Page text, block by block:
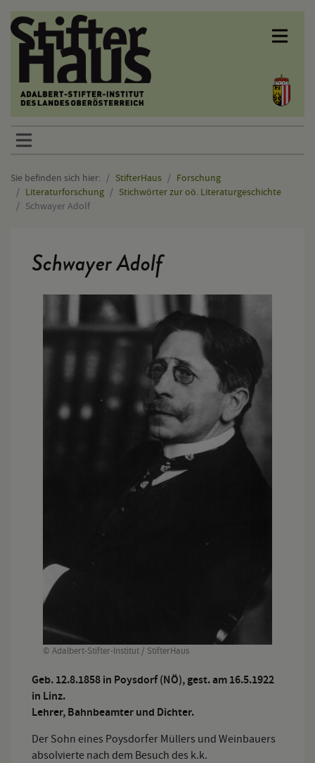
Sprunglinks
Sie befinden sich hier: StifterHaus
Forschung
Literaturforschung
Stichwörter zur oö. Literaturgeschichte
Schwayer Adolf
Schwayer Adolf
© Adalbert-Stifter-Institut / StifterHaus
Geb. 12.8.1858 in Poysdorf (NÖ), gest. am 16.5.1922
in Linz.
Lehrer, Bahnbeamter und Dichter.
Der Sohn eines Poysdorfer Müllers und Weinbauers
absolvierte nach dem Besuch des k.k.